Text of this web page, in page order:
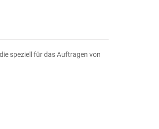
speziell für das Auftragen von